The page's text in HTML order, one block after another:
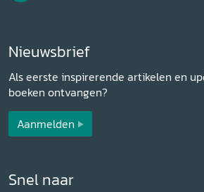
Nieuwsbrief
Als eerste inspirerende artikelen en
boeken ontvangen?
Aanmelden
Snel naar